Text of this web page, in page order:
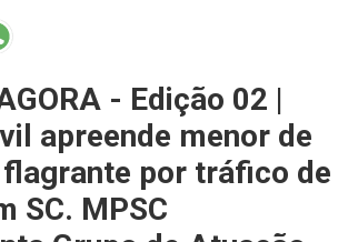
- Edição 02 |
apreende menor de
por tráfico de
SC. MPSC